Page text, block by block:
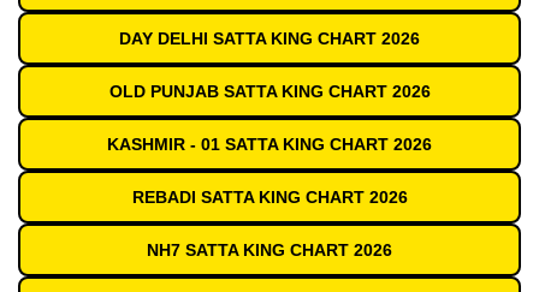
DAY DELHI SATTA KING CHART 2026
OLD PUNJAB SATTA KING CHART 2026
KASHMIR - 01 SATTA KING CHART 2026
REBADI SATTA KING CHART 2026
NH7 SATTA KING CHART 2026